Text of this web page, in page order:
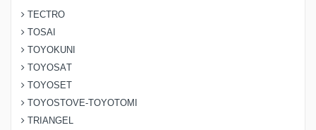
TECTRO
TOSAI
TOYOKUNI
TOYOSAT
TOYOSET
TOYOSTOVE-TOYOTOMI
TRIANGEL